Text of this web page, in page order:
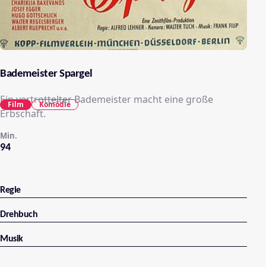
Bademeister Spargel
Ein vertrottelter Bademeister macht eine große
Erbschaft.
94
Min.
Film Komödie
Regie
Drehbuch
Musik